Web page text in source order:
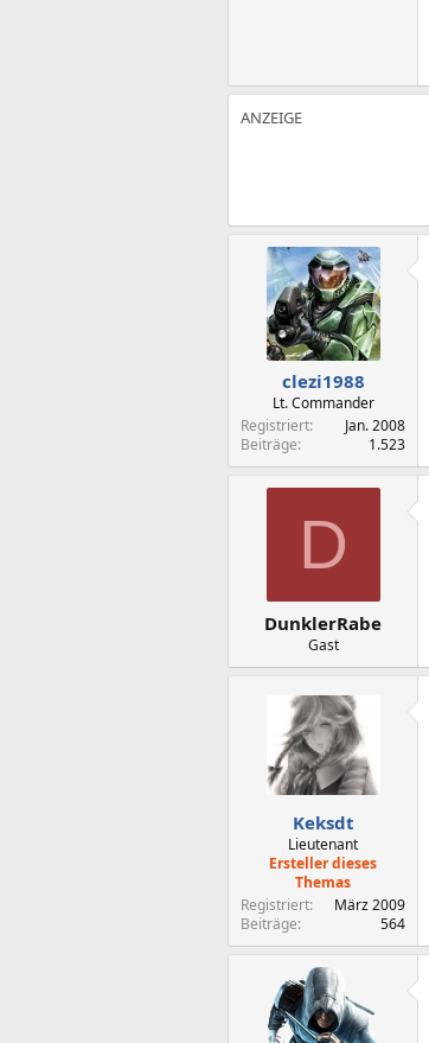
clezi1988
Lt. Commander
Registriert
Jan. 2008
Beiträge
1.523
D
DunklerRabe
Gast
Keksdt
Lieutenant
Ersteller dieses
Themas
Registriert
März 2009
Beiträge
564